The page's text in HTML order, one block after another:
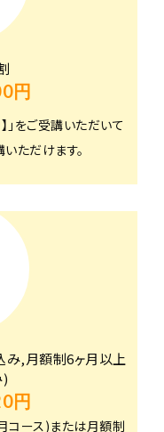
円
」をご受講いただいて
ただけます。
み,月額制6ヶ月以上
円
コース)または月額制